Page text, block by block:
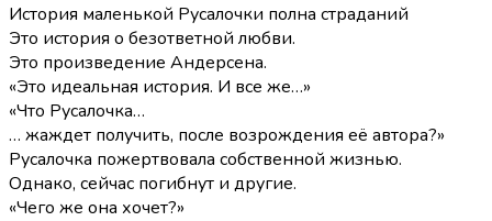
История маленькой Русалочки полна страданий
Это история о безответной любви.
Это произведение Андерсена.
«Это идеальная история. И все же…»
«Что Русалочка…
… жаждет получить, после возрождения её автора?»
Русалочка пожертвовала собственной жизнью.
Однако, сейчас погибнут и другие.
«Чего же она хочет?»